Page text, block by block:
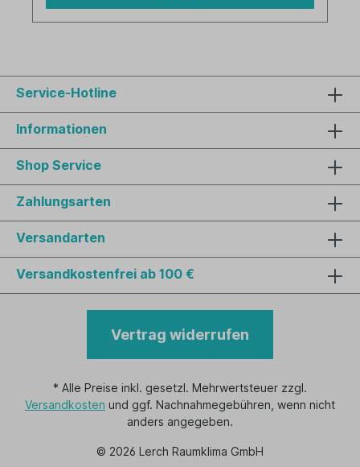
Service-Hotline
Informationen
Shop Service
Zahlungsarten
Versandarten
Versandkostenfrei ab 100 €
Vertrag widerrufen
* Alle Preise inkl. gesetzl. Mehrwertsteuer zzgl.
Versandkosten und ggf. Nachnahmegebühren, wenn nicht
anders angegeben.
© 2026 Lerch Raumklima GmbH